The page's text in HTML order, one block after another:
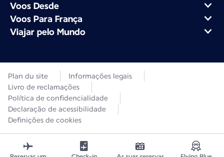
Voos Desde
Voos Para França
Viajar pelo Mundo
Plan du site
Informações legais
Livro de reclamações
Política de confidencialidade
Declaração de acessibilidade
Definições de cookies